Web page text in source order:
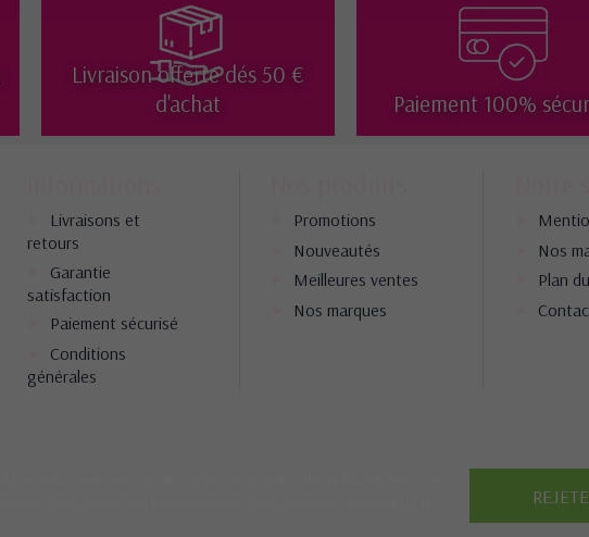
Livraison offerte dés 50 €
d'achat
Paiement 100%
Livraisons et
retours
Garantie
satisfaction
Paiement sécurisé
Conditions
générales
Promotions
Nouveautés
Meilleures ventes
Nos marques
Nos
Plan